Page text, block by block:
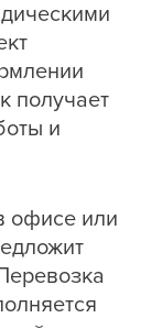
получает
и
офисе или